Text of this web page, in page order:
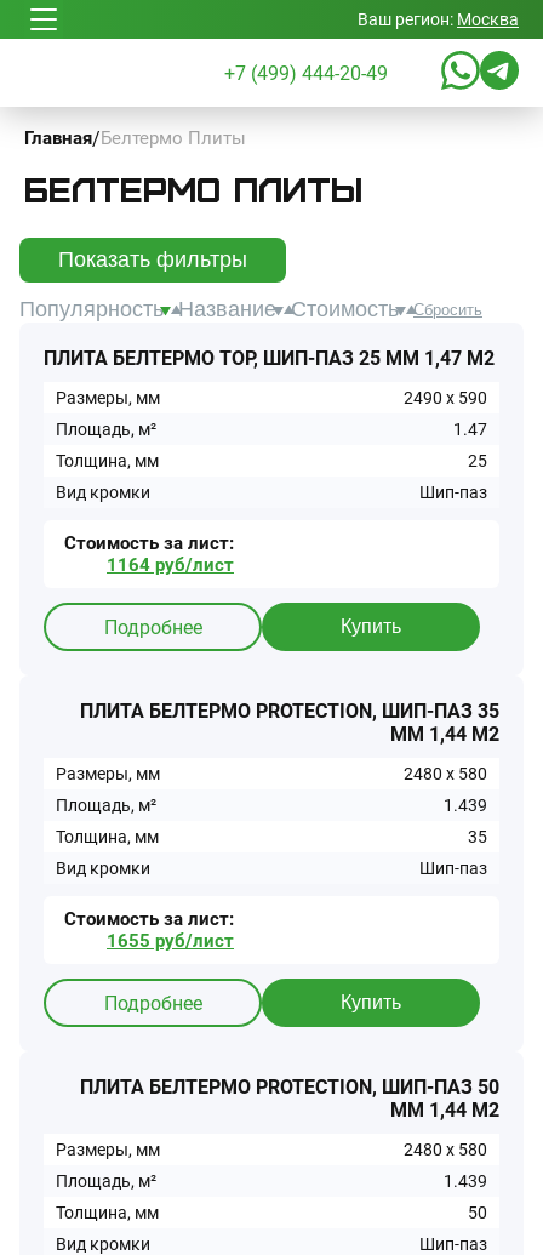
Ваш регион: Москва
+7 (499) 444-20-49
Главная/Белтермо Плиты
Белтермо Плиты
Показать фильтры
Популярность Название Стоимость Сбросить
ПЛИТА БЕЛТЕРМО TOP, ШИП-ПАЗ 25 ММ 1,47 М2
Размеры, мм 2490 x 590
Площадь, м²
1.47
Толщина, мм
25
Вид кромки
Шип-паз
Стоимость за лист:
1164 руб/лист
Подробнее Купить
ПЛИТА БЕЛТЕРМО PROTECTION, ШИП-ПАЗ 35
ММ 1,44 М2
Размеры, мм 2480 x 580
Площадь, м²
1.439
Толщина, мм
35
Вид кромки
Шип-паз
Стоимость за лист:
1655 руб/лист
Подробнее Купить
ПЛИТА БЕЛТЕРМО PROTECTION, ШИП-ПАЗ 50
ММ 1,44 М2
Размеры, мм 2480 x 580
Площадь, м²
1.439
Толщина, мм
50
Вид кромки
Шип-паз